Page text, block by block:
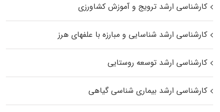
کارشناسی ارشد ترویج و آموزش کشاورزی
کارشناسی ارشد شناسایی و مبارزه با علفهای هرز
کارشناسی ارشد توسعه روستایی
کارشناسی ارشد بیماری‌ شناسی گیاهی